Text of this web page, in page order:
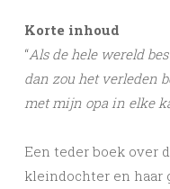
Korte inhoud
“Als de hele wereld
dan zou het verleden
met mijn opa in elke
Een teder boek over
kleindochter en haar